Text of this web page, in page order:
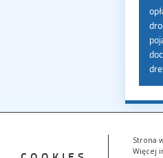
Strona
Więcej